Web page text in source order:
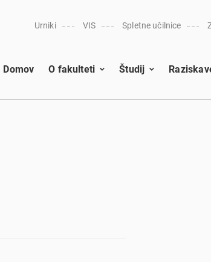
Urniki VIS Spletne učilnice
Domov O fakulteti Študij